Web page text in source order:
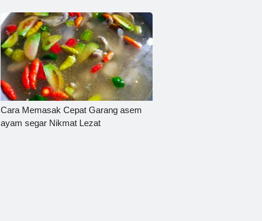
Cara Memasak Cepat Garang asem
ayam segar Nikmat Lezat